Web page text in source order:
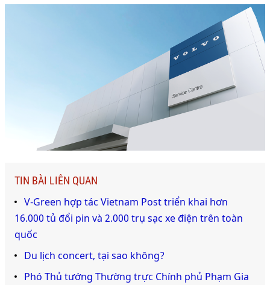
TIN BÀI LIÊN QUAN
V-Green hợp tác Vietnam Post triển khai hơn
16.000 tủ đổi pin và 2.000 trụ sạc xe điện trên toàn
quốc
Du lịch concert, tại sao không?
Phó Thủ tướng Thường trực Chính phủ Phạm Gia